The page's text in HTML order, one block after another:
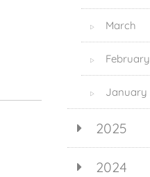
▷ March
▷ February
▷ January
2025
2024